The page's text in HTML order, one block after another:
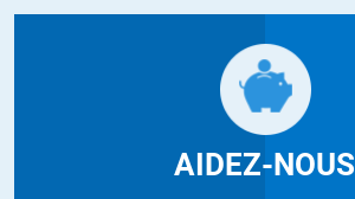
AIDEZ-NOUS